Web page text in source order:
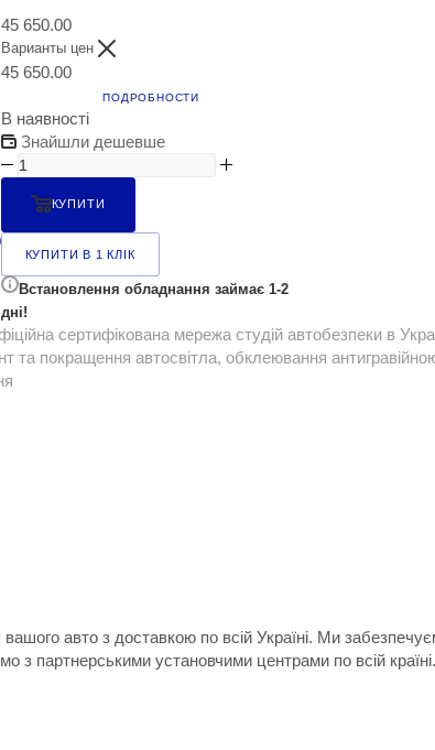
45 650.00
Варианты цен
45 650.00
ПОДРОБНОСТИ
В наявності
Знайшли дешевше
КУПИТИ
КУПИТИ В 1 КЛІК
Встановлення обладнання займає 1-2
дні!
сертифікована мережа студій автобезпеки в
та покращення автосвітла, обклеювання
авто з доставкою по всій Україні. Ми
з партнерськими установчими центрами по всій країні.